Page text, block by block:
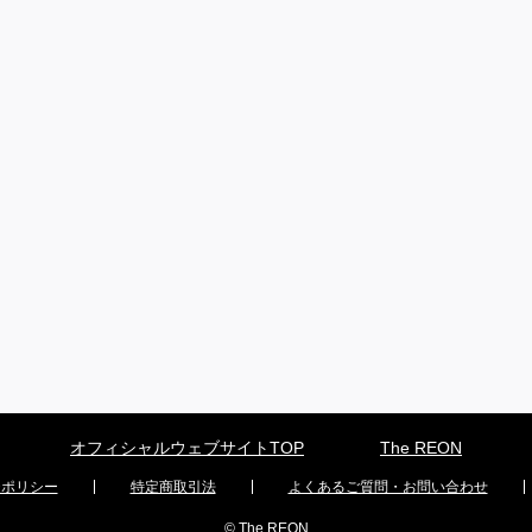
オフィシャルウェブサイトTOP The REON
リシー 特定商取引法 よくあるご質問・お問い合わせ
© The REON